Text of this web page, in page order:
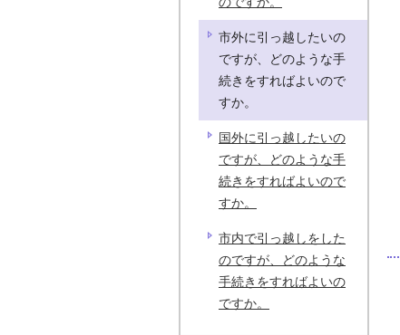
市外に引っ越したいの
ですが、どのような手
続きをすればよいので
すか。
国外に引っ越したいの
ですが、どのような手
続きをすればよいので
すか。
市内で引っ越しをした
のですが、どのような
手続きをすればよいの
ですか。